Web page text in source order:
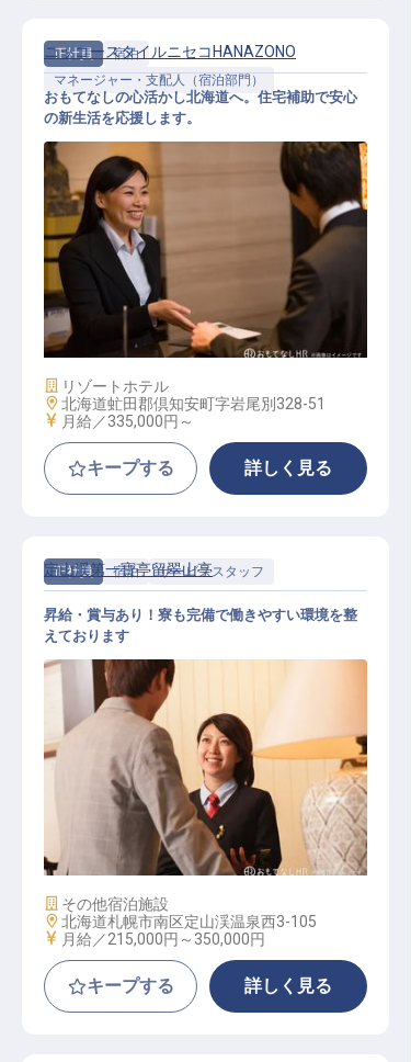
正社員
宿泊
マネージャー・支配人（宿泊部門）
宿泊係長（アシスタントフロントデ
スクマネージャー）
ニッコースタイルニセコHANAZONO
おもてなしの心活かし北海道へ。住宅補助で安心
の新生活を応援します。
施設業態
リゾートホテル
勤務地
北海道虻田郡倶知安町字岩尾別328-51
給与
月給／335,000円～
キープする 詳しく見る
正社員 宿泊 サービススタッフ
ホテル総合職
定山渓第一寶亭留翠山亭
昇給・賞与あり！寮も完備で働きやすい環境を整
えております
施設業態
その他宿泊施設
勤務地
北海道札幌市南区定山渓温泉西3-105
給与
月給／215,000円～ 350,000円
キープする 詳しく見る